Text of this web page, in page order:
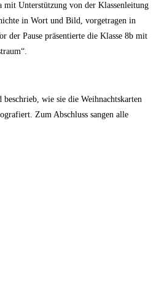
mit Unterstützung von der Klassenleitung
in Wort und Bild, vorgetragen in
der Pause präsentierte die Klasse 8b mit
wie sie die Weihnachtskarten
Zum Abschluss sangen alle